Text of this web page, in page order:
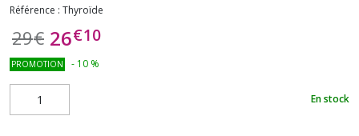
Référence : Thyroïde
29€ 26€10
PROMOTION - 10 %
En stock